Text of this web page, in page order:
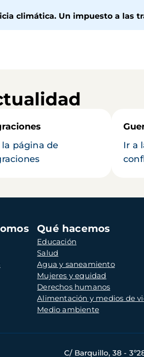
climática. Un impuesto a las
la página de
Ir a
Qué hacemos
Educación
Salud
Agua y saneamiento
Mujeres y equidad
Derechos humanos
Alimentación y medios de
Medio ambiente
C/ Barquillo, 38 -